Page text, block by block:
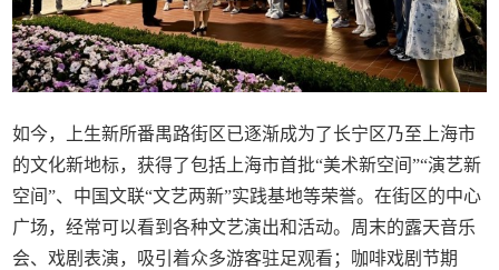
如今，上生新所番禺路街区已逐渐成为了长宁区乃至上海市
的文化新地标，获得了包括上海市首批“美术新空间”“演艺新
空间”、中国文联“文艺两新”实践基地等荣誉。在街区的中心
广场，经常可以看到各种文艺演出和活动。周末的露天音乐
会、戏剧表演，吸引着众多游客驻足观看；咖啡戏剧节期